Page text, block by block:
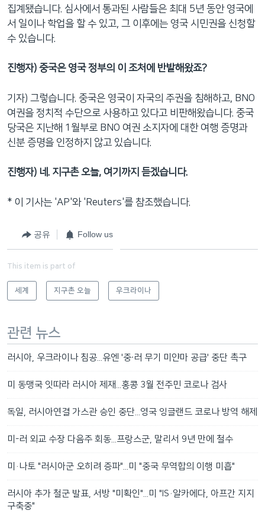
집계됐습니다. 심사에서 통과된 사람들은 최대 5년 동안 영국에
서 일이나 학업을 할 수 있고, 그 이후에는 영국 시민권을 신청할
수 있습니다.
진행자) 중국은 영국 정부의 이 조처에 반발해왔죠?
기자) 그렇습니다. 중국은 영국이 자국의 주권을 침해하고, BNO
여권을 정치적 수단으로 사용하고 있다고 비판해왔습니다. 중국
당국은 지난해 1월부로 BNO 여권 소지자에 대한 여행 증명과
신분 증명을 인정하지 않고 있습니다.
진행자) 네. 지구촌 오늘, 여기까지 듣겠습니다.
* 이 기사는 'AP'와 'Reuters'를 참조했습니다.
공유 Follow us
This item is part of
세계 지구촌 오늘 우크라이나
관련 뉴스
러시아, 우크라이나 침공...유엔 '중∙러 무기 미얀마 공급' 중단 촉구
미 동맹국 잇따라 러시아 제재...홍콩 3월 전주민 코로나 검사
독일, 러시아연결 가스관 승인 중단...영국 잉글랜드 코로나 방역 해제
미-러 외교 수장 다음주 회동...프랑스군, 말리서 9년 만에 철수
미·나토 "러시아군 오히려 증파"...미 "중국 무역합의 이행 미흡"
러시아 추가 철군 발표, 서방 "미확인"...미 "IS·알카에다, 아프간 지지
구축중"